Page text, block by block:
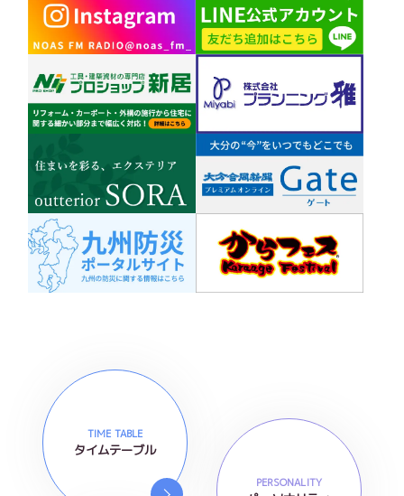
TIME TABLE
タイムテーブル
PERSONALITY